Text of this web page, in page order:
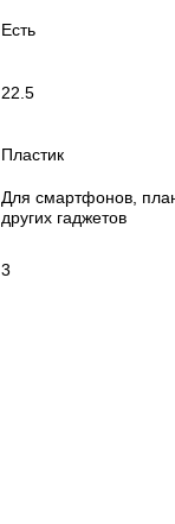
Есть
22.5
Пластик
Для смартфонов,
других гаджетов
3